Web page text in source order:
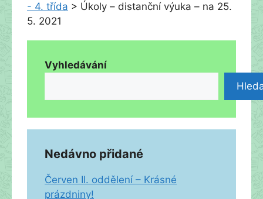
- 4. třída > Úkoly – distanční výuka – na 25.
5. 2021
Vyhledávání
Nedávno přidané
Červen II. oddělení – Krásné
prázdniny!